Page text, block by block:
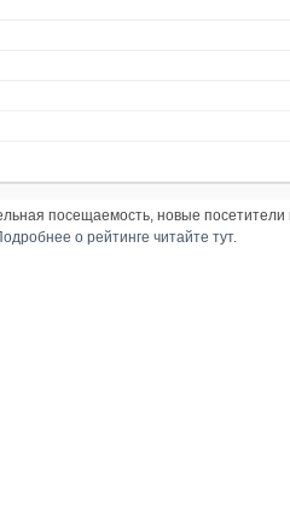
посещаемость, новые посетители
о рейтинге читайте тут.